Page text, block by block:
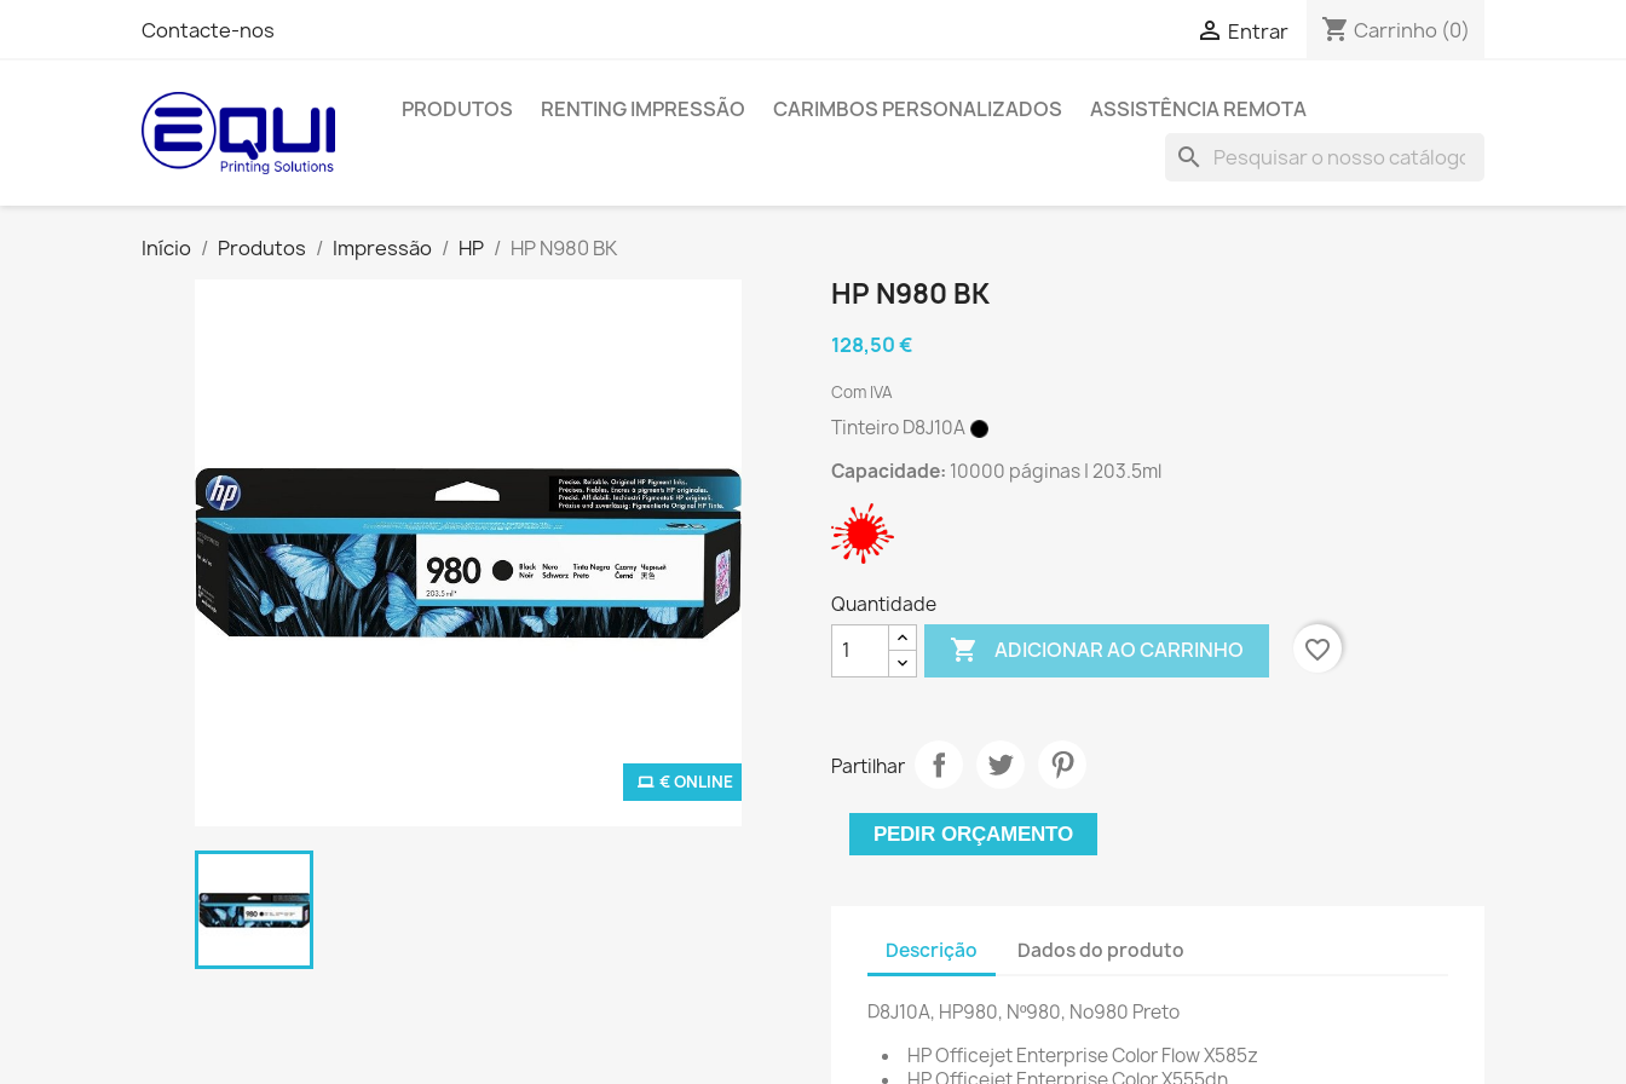
Contacte-nos  Entrar shopping_cart Carrinho (0)
PRODUTOS RENTING IMPRESSÃO CARIMBOS PERSONALIZADOS ASSISTÊNCIA REMOTA
search
Início Produtos Impressão HP HP N980 BK
€ ONLINE
HP N980 BK
128,50 €
Com IVA
Tinteiro D8J10A
Capacidade: 10000 páginas | 203.5ml
Quantidade
 ADICIONAR AO CARRINHO favorite_border
Partilhar
PEDIR ORÇAMENTO
Descrição Dados do produto
D8J10A, HP980, Nº980, No980 Preto
HP Officejet Enterprise Color Flow X585z